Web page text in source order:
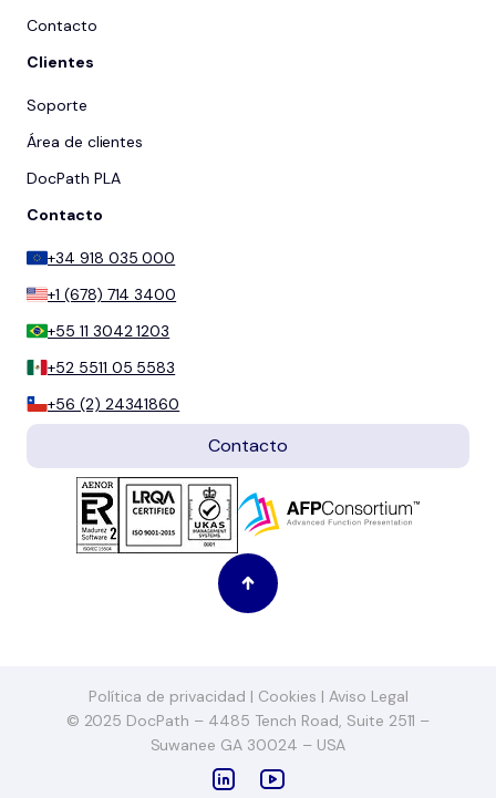
Contacto
Clientes
Soporte
Área de clientes
DocPath PLA
Contacto
+34 918 035 000
+1 (678) 714 3400
+55 11 3042 1203
+52 5511 05 5583
+56 (2) 24341860
Contacto
Política de privacidad | Cookies | Aviso Legal
© 2025 DocPath – 4485 Tench Road, Suite 2511 –
Suwanee GA 30024 – USA